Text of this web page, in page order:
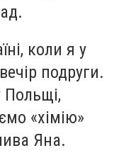
коли я у
подруги.
«хімію»
Яна.